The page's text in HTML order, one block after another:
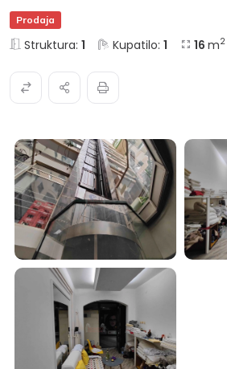
Prodaja
Struktura: 1 Kupatilo: 1 16 m2